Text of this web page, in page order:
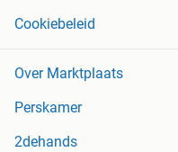
Cookiebeleid
Over Marktplaats
Perskamer
2dehands